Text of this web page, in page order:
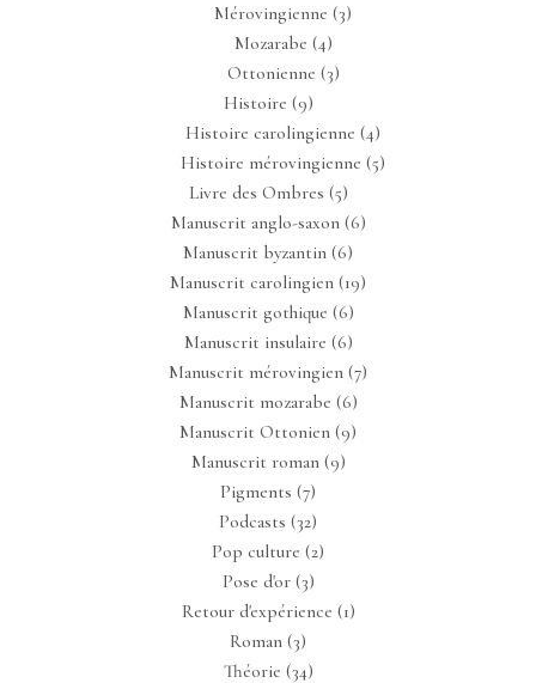
Mérovingienne (3)
Mozarabe (4)
Ottonienne (3)
Histoire (9)
Histoire carolingienne (4)
Histoire mérovingienne (5)
Livre des Ombres (5)
Manuscrit anglo-saxon (6)
Manuscrit byzantin (6)
Manuscrit carolingien (19)
Manuscrit gothique (6)
Manuscrit insulaire (6)
Manuscrit mérovingien (7)
Manuscrit mozarabe (6)
Manuscrit Ottonien (9)
Manuscrit roman (9)
Pigments (7)
Podcasts (32)
Pop culture (2)
Pose d'or(3)
Retour d'expérience (1)
Roman (3)
Théorie (34)